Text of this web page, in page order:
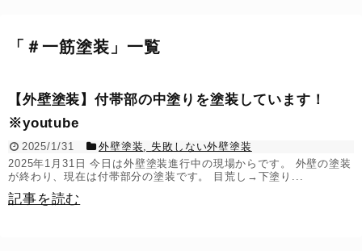
「 ＃一筋塗装 」 一覧
【外壁塗装】付帯部の中塗りを塗装しています！
※youtube
2025/1/31 外壁塗装, 失敗しない外壁塗装
2025年1月31日 今日は外壁塗装進行中の現場からです。 外壁の塗装
が終わり、現在は付帯部分の塗装です。 目荒し→下塗り...
記事を読む